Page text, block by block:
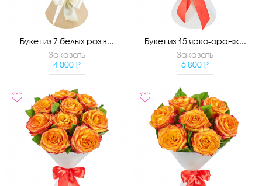
Букет из 7 белых роз в...
Заказать
4 000
Букет из 15 ярко-оранж...
Заказать
6 800